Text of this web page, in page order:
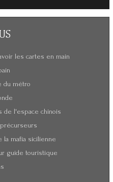
les cartes en main
du métro
de l'espace chinois
la mafia sicilienne
guide touristique